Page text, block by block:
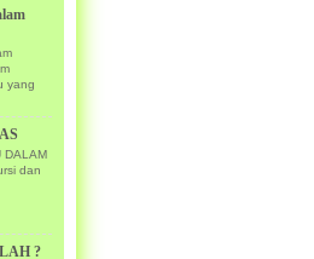
yang
DALAM
dan
?